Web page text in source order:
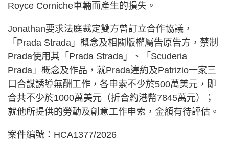
Royce Corniche車輛而產生的損失。
Jonathan要求法庭裁定雙方曾訂立合作協議，
「Prada Strada」概念及相關版權屬告原告方，禁制
Prada使用其「Prada Strada」、「Scuderia
Prada」概念及作品，就Prada違約及Patrizio一家三
口合謀誘導無酬工作，各申索不少於500萬美元，即
合共不少於1000萬美元（折合約港幣7845萬元）；
就他所提供的勞動及創意工作申索，金額有待評估。
案件編號：HCA1377/2026